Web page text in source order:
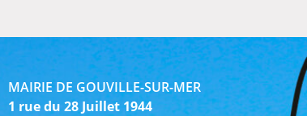
MAIRIE DE GOUVILLE-SUR-MER
1 rue du 28 Juillet 1944